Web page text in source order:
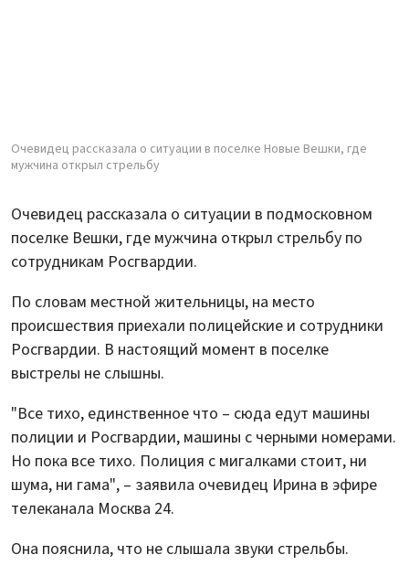
Очевидец рассказала о ситуации в поселке Новые Вешки, где
мужчина открыл стрельбу
Очевидец рассказала о ситуации в подмосковном
поселке Вешки, где мужчина открыл стрельбу по
сотрудникам Росгвардии.
По словам местной жительницы, на место
происшествия приехали полицейские и сотрудники
Росгвардии. В настоящий момент в поселке
выстрелы не слышны.
"Все тихо, единственное что – сюда едут машины
полиции и Росгвардии, машины с черными номерами.
Но пока все тихо. Полиция с мигалками стоит, ни
шума, ни гама", – заявила очевидец Ирина в эфире
телеканала Москва 24.
Она пояснила, что не слышала звуки стрельбы.